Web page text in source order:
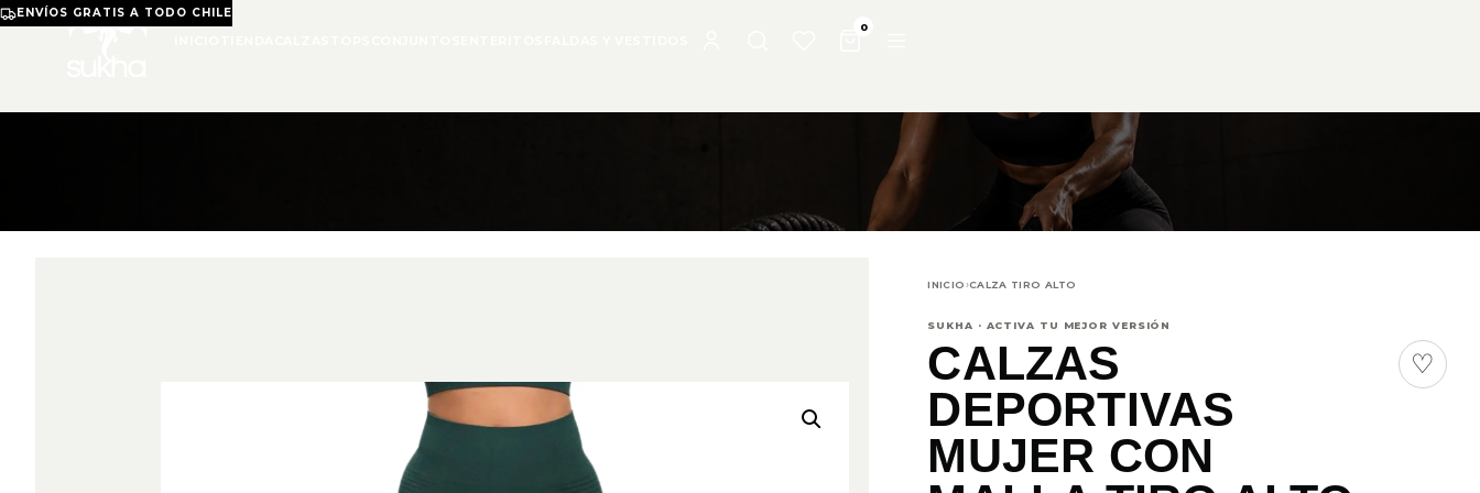
ENVÍOS GRATIS A TODO CHILE
0
INICIO›CALZA TIRO ALTO
SUKHA · ACTIVA TU MEJOR VERSIÓN
CALZAS
DEPORTIVAS
MUJER CON
♡